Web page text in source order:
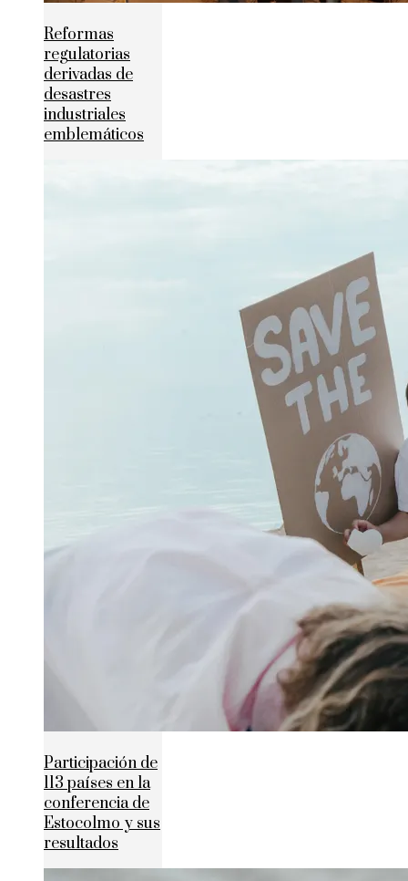
Reformas
regulatorias
derivadas de
desastres
industriales
emblemáticos
Participación de
113 países en la
conferencia de
Estocolmo y sus
resultados